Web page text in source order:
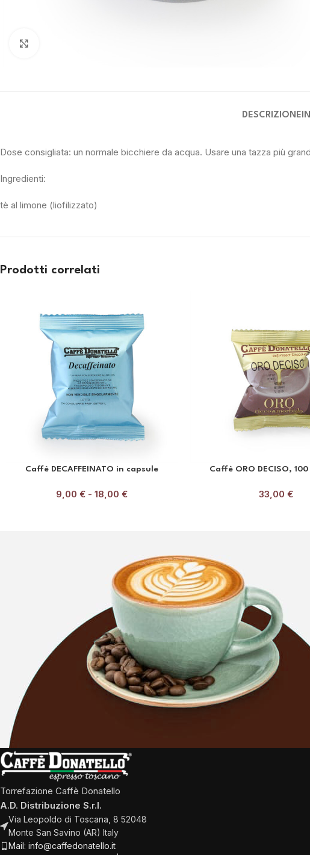
DESCRIZIONE
Dose consigliata: un normale bicchiere da acqua. Usare una tazza più
Ingredienti:
tè al limone (liofilizzato)
Prodotti correlati
Caffè DECAFFEINATO in capsule
9,00€ - 18,00€
Caffè ORO DECISO,
33,00 €
Torrefazione Caffè Donatello
A.D. Distribuzione S.r.l.
Via Leopoldo di Toscana, 8 52048
Monte San Savino (AR) Italy
Mail: info@caffedonatello.it